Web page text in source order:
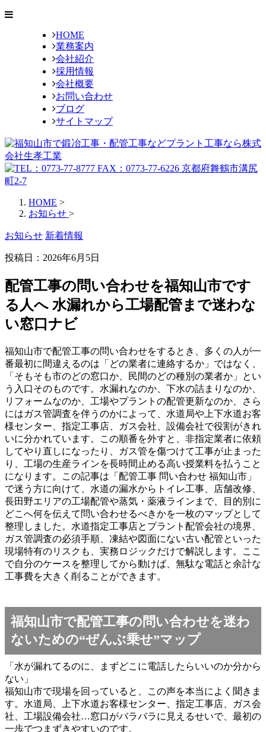
HOME
業務案内
会社紹介
採用情報
会社概要
お問い合わせ
ブログ
サイトマップ
HOME >
お知らせ >
お知らせ 新着情報
投稿日：2026年6月5日
配管工事の問い合わせを福知山市です
る人へ 水漏れから工場配管まで迷わな
い窓口ナビ
福知山市で配管工事の問い合わせをするとき、多くの人が一
番最初に間違えるのは「どの業者に連絡するか」ではなく、
「そもそも市のどの窓口か、民間のどの種別の業者か」とい
う入口そのものです。水漏れなのか、下水の詰まりなのか、
リフォームなのか、工場やプラントの配管更新なのか、さら
にはガス管調査を伴うのかによって、水道局や上下水道お客
様センター、指定工事店、ガス会社、設備会社で役割がきれ
いに分かれています。この順番を外すと、非指定業者に依頼
してやり直しになったり、ガス管を傷つけて工事が止まった
り、工場の生産ラインを長時間止める高い授業料を払うこと
になります。この記事は「配管工事 問い合わせ 福知山市」
で迷う方に向けて、水道の漏水からトイレ工事、店舗改修、
長田野エリアの工場配管や蒸気・薬液ラインまで、目的別に
どこへ何を伝えて問い合わせるべきかを一枚のマップとして
整理しました。水道指定工事店とプラント配管会社の境界、
ガス管調査の必須手順、凍結や図面にない古い配管といった
現場特有のリスクも、実務ロジックだけで解説します。ここ
で自分のケースを整理してから動けば、無駄な電話と余計な
工事費を大きく削ることができます。
福知山市で配管工事の問い合わせを迷わ
ないための“ぜんぶ乗せ”マップ
「水が漏れてるのに、まずどこに電話したらいいのか分から
ない」
福知山市で現場を回っていると、この声を本当によく聞きま
す。水道局、上下水道お客様センター、指定工事店、ガス会
社、工場設備会社…窓口がバラバラに見えるせいで、最初の
一歩でつまずきやすいのです。